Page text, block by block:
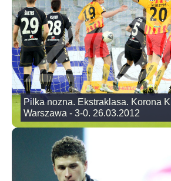
Pilka nozna. Ekstraklasa. Korona
Warszawa - 3-0. 26.03.2012